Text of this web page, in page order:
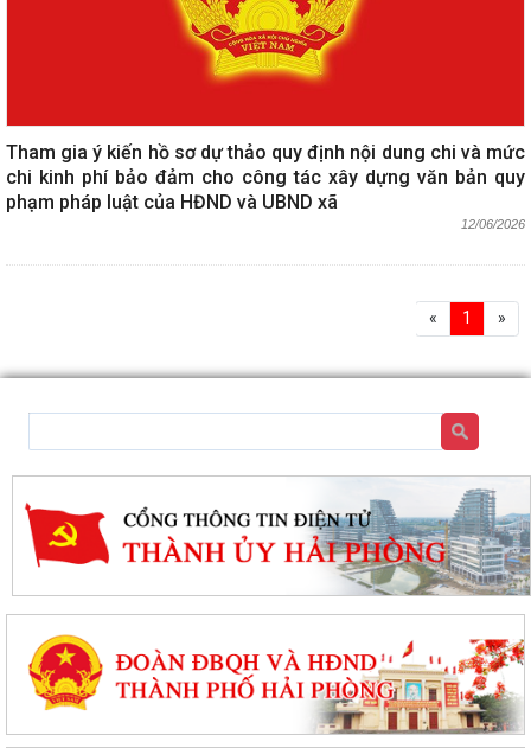
Tham gia ý kiến hồ sơ dự thảo quy định nội dung chi và mức
chi kinh phí bảo đảm cho công tác xây dựng văn bản quy
phạm pháp luật của HĐND và UBND xã
12/06/2026
« 1 »